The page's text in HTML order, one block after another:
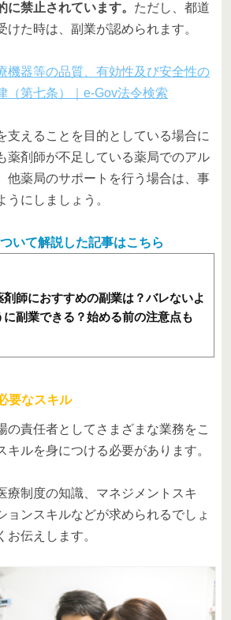
に禁止されています。 ただし、都道
けた時は、副業が認められます。
機器等の品質、有効性及び安全性の
（第七条）｜e-Gov法令検索
支えることを目的としている場合に
薬剤師が不足している薬局でのアル
他薬局のサポートを行う場合は、事
うにしましょう。
いて解説した記事はこちら
剤師におすすめの副業は？バレないよ
に副業できる？始める前の注意点も
要なスキル
の責任者としてさまざまな業務をこ
キルを身につける必要があります。
療制度の知識、マネジメントスキ
ョンスキルなどが求められるでしょ
お伝えします。